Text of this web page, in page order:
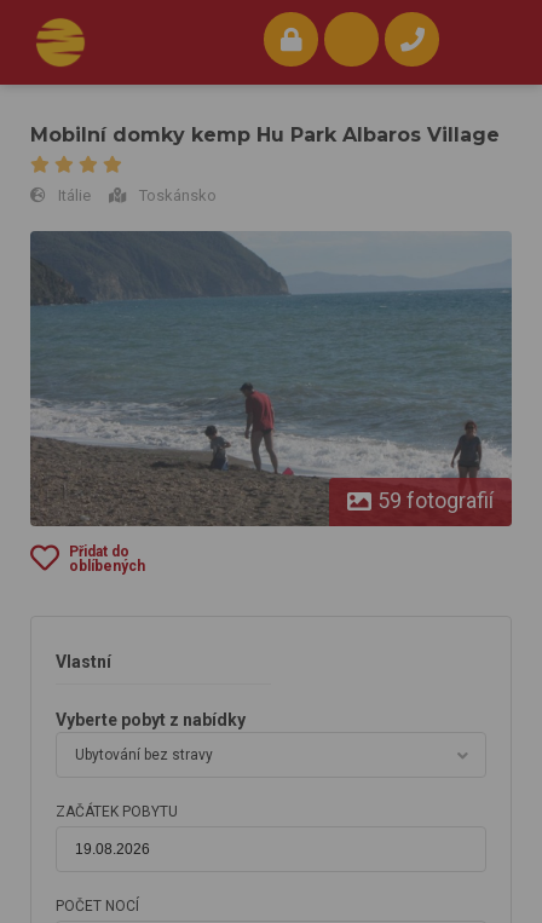
Mobilní domky kemp Hu Park Albaros Village
Itálie Toskánsko
Mobilní domky kemp Hu Park Albaros Village
59 fotografií
Přidat do
oblíbených
Vlastní
Vyberte pobyt z nabídky
Ubytování bez stravy
ZAČÁTEK POBYTU
POČET NOCÍ